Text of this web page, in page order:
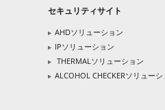
セキュリティサイト
AHDソリューション
IPソリューション
THERMALソリューション
ALCOHOL CHECKERソリューシ